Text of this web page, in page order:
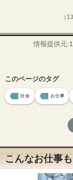
（
情報提供元:
このページのタグ
社会 お仕事
こんなお仕事